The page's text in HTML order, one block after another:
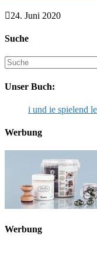
24. Juni 2020
Suche
Suche
nach:
Unser Buch:
i und ie spielend
Werbung
Werbung